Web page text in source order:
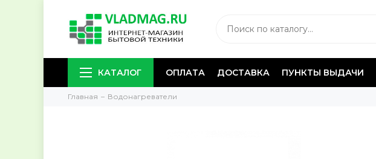
КАТАЛОГ ОПЛАТА ДОСТАВКА ПУНКТЫ ВЫДАЧИ
Главная Водонагреватели